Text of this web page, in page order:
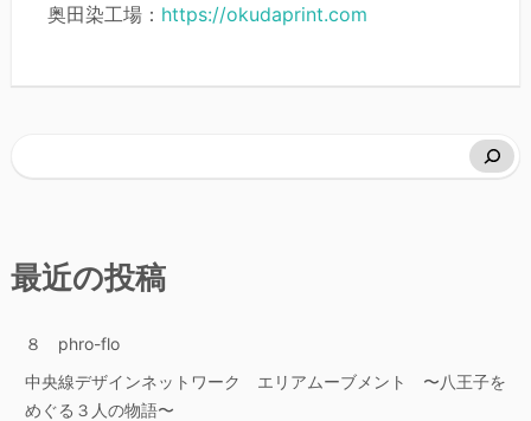
奥田染工場： https://okudaprint.com
最近の投稿
８ phro-flo
中央線デザインネットワーク エリアムーブメント 〜八王子を
めぐる３人の物語〜